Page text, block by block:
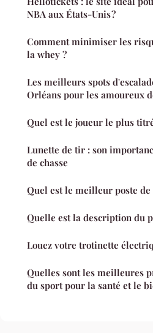
NBA aux États-Unis ?
Comment minimiser les
la whey ?
Les meilleurs spots
Orléans pour les amoureux
Quel est le joueur le plus
Lunette de tir : son
de chasse
Quel est le meilleur poste de
Quelle est la description du
Louez votre trotinette
Quelles sont les meilleures
du sport pour la santé et le